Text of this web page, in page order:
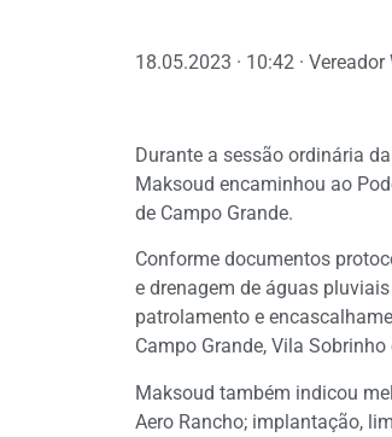
18.05.2023 · 10:42 ·
Durante a sessão ordinária
Maksoud encaminhou ao
de Campo Grande.
Conforme documentos
e drenagem de águas
patrolamento e
Campo Grande, Vila
Maksoud também indicou
Aero Rancho; implantação,